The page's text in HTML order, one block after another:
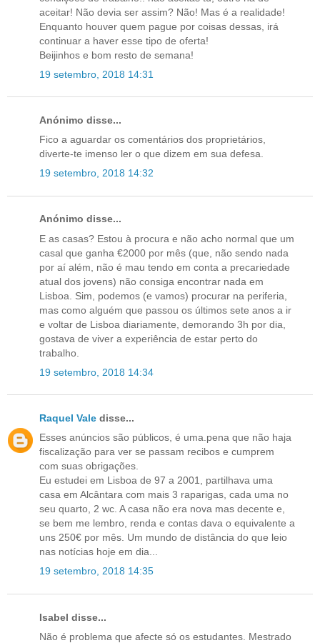
aceitar! Não devia ser assim? Não! Mas é a realidade!
Enquanto houver quem pague por coisas dessas, irá
continuar a haver esse tipo de oferta!
Beijinhos e bom resto de semana!
19 setembro, 2018 14:31
Anónimo disse...
Fico a aguardar os comentários dos proprietários,
diverte-te imenso ler o que dizem em sua defesa.
19 setembro, 2018 14:32
Anónimo disse...
E as casas? Estou à procura e não acho normal que um
casal que ganha €2000 por mês (que, não sendo nada
por aí além, não é mau tendo em conta a precariedade
atual dos jovens) não consiga encontrar nada em
Lisboa. Sim, podemos (e vamos) procurar na periferia,
mas como alguém que passou os últimos sete anos a ir
e voltar de Lisboa diariamente, demorando 3h por dia,
gostava de viver a experiência de estar perto do
trabalho.
19 setembro, 2018 14:34
Raquel Vale disse...
Esses anúncios são públicos, é uma.pena que não haja
fiscalização para ver se passam recibos e cumprem
com suas obrigações.
Eu estudei em Lisboa de 97 a 2001, partilhava uma
casa em Alcântara com mais 3 raparigas, cada uma no
seu quarto, 2 wc. A casa não era nova mas decente e,
se bem me lembro, renda e contas dava o equivalente a
uns 250€ por mês. Um mundo de distância do que leio
nas notícias hoje em dia...
19 setembro, 2018 14:35
Isabel disse...
Não é problema que afecte só os estudantes. Mestrado